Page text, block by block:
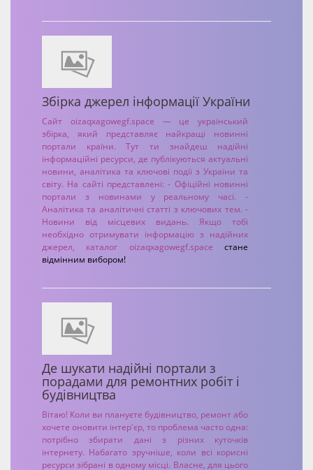
Збірка джерел інформації України
Сайт oizaqxagowegf.space — це український
збірка, який представляє найкращі новинні
портали країни. Тут ти знайдеш надійні
інформаційні ресурси, де публікуються актуальні
новини, аналітика та ключові події з України та
світу. На сайті представлені: - Офіційні новинні
портали з новинами у реальному часі. -
Аналітика та аналітичні статті з ключових тем. -
Новини від місцевих видань. Якщо тобі
необхідно отримувати інформацію з надійних
джерел, каталог oizaqxagowegf.space стане
відмінним вибором!
Де шукати надійні портали з
порадами для ремонтних робіт і
будівництва
Вітаю! Коли ви плануєте будівництво, ремонт або
хочете оновити інтер'єр, то проблема часто одна:
потрібно збирати дані з різних куточків
інтернету. Набагато зручніше, коли всі корисні
ресурси зібрані в одному місці. Власне, для цього